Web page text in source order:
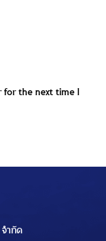
for the next time I
ำกัด